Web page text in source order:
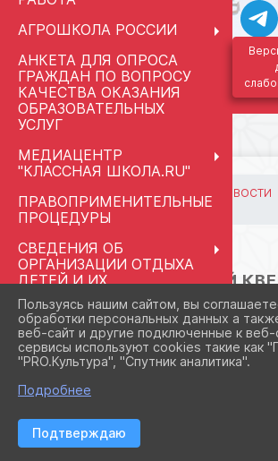
АГРОШКОЛА РОССИИ
АНКЕТА ДЛЯ ОПРОСА
ГРАЖДАН ПО ВОПРОСУ
КАЧЕСТВА ОКАЗАНИЯ
ОБРАЗОВАТЕЛЬНЫХ
УСЛУГ
МЕДИАЦЕНТР
"КЛАССНАЯ ШКОЛА.RU"
ПРАВОПРИМЕНИТЕЛЬНЫЕ
ПРОЦЕДУРЫ
СВЕДЕНИЯ ОБ
ОРГАНИЗАЦИИ ОТДЫХА
ДЕТЕЙ И ИХ
ОЗДОРОВЛЕНИЯ
РАЗГОВОРЫ О ВАЖНОМ
МАЙ 2026
ПЕДАГОГАМ И
СОТРУДНИКАМ
МЕНТОРСТВО
ШКОЛЬНЫЙ
ГЛАВНАЯ МЕРОПРИЯТИЯ НОВОСТИ
📘 **Финансовый квест в...
14.10.2025 18:44
📘 **ФИНАНСОВЫЙ
КЛАССЕ: КАК
РЕАЛЬНОСТЬ?**
Пользуясь нашим сайтом, вы
обработки персональных данных а
веб-сайт и другие подключенные к веб-
сервисы используют cookies такие как
"PRO.Культура", "Спутник аналитика".
Подробнее
Подтверждаю